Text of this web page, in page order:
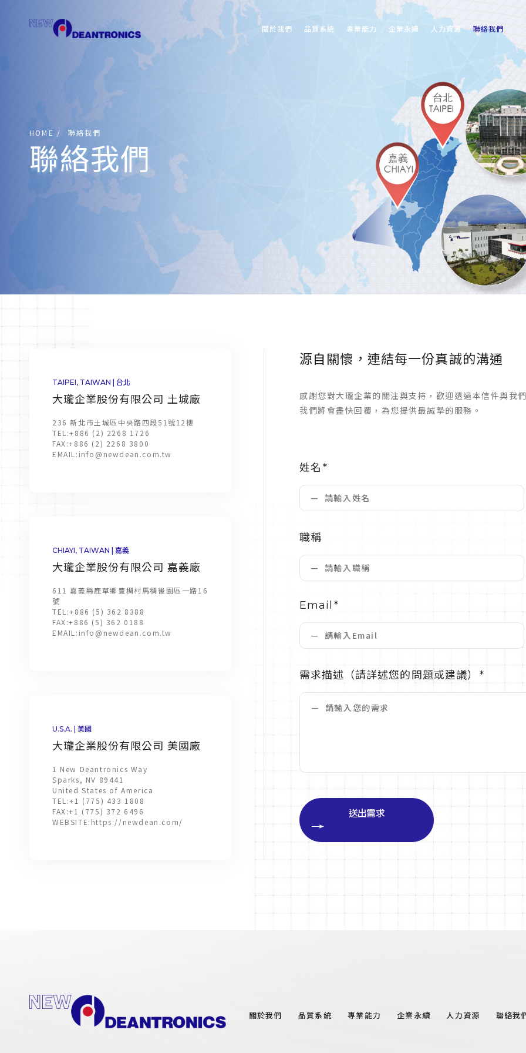
關於我們 品質系統 專業能力 企業永續 人力資源 聯絡我們
HOME 聯絡我們
聯絡我們
TAIPEI, TAIWAN | 台北
大瓏企業股份有限公司 土城廠
236 新北市土城區中央路四段51號12樓
TEL:+886 (2) 2268 1726
FAX:+886 (2) 2268 3800
EMAIL: info@newdean.com.tw
CHIAYI, TAIWAN | 嘉義
大瓏企業股份有限公司 嘉義廠
611 嘉義縣鹿草鄉豊稠村馬稠後園區一路16
號
TEL:+886 (5) 362 8388
FAX:+886 (5) 362 0188
EMAIL: info@newdean.com.tw
U.S.A. | 美國
大瓏企業股份有限公司 美國廠
1 New Deantronics Way
Sparks, NV 89441
United States of America
TEL:+1 (775) 433 1808
FAX:+1 (775) 372 6496
WEBSITE: https://newdean.com/
源自關懷，連結每一份真誠的溝通
感謝您對大瓏企業的關注與支持，歡迎透過本信件與我
我們將會盡快回覆，為您提供最誠摯的服務。
姓名
職稱
Email
需求描述 （請詳述您的問題或建議）
送出需求
關於我們 品質系統 專業能力 企業永續 人力資源 聯絡我